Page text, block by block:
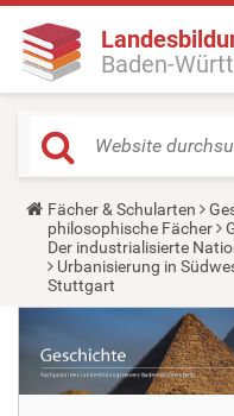
Baden-
Y
o
u
a
r
e
r
e
:
Fächer & Schularten
philosophische Fächer
Der industrialisierte
Urbanisierung in
Stuttgart